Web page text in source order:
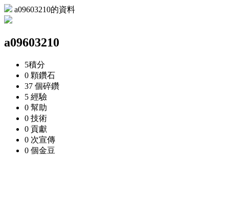
a09603210的資料
a09603210
5積分
0 顆鑽石
37 個碎鑽
5 經驗
0 幫助
0 技術
0 貢獻
0 次宣傳
0 個金豆